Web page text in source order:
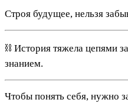
Строя будущее, нельзя
⛓️ История тяжела цепями
знанием.
Чтобы понять себя, нужно